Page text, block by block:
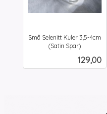
Små Selenitt Kuler 3,5-4cm
(Satin Spar)
Pris
129,00